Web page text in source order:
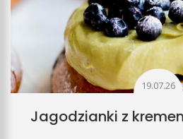
19.07.26
Jagodzianki z